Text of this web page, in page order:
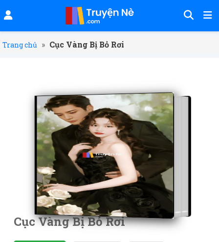
Trang chủ » Cục Vàng Bị Bỏ Rơi
Cục Vàng Bị Bỏ Rơi